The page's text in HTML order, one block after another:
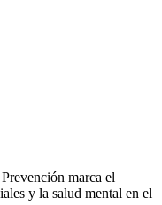
marca el
y la salud mental en el